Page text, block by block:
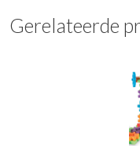
Gerelateerde